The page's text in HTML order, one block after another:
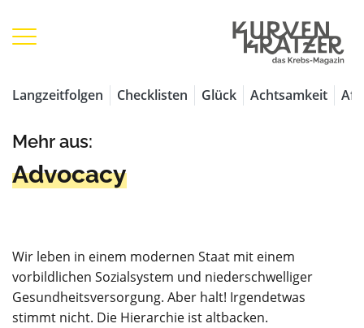
Langzeitfolgen Checklisten Glück Achtsamkeit
Mehr aus:
Advocacy
Wir leben in einem modernen Staat mit einem
vorbildlichen Sozialsystem und niederschwelliger
Gesundheitsversorgung. Aber halt! Irgendetwas
stimmt nicht. Die Hierarchie ist altbacken.